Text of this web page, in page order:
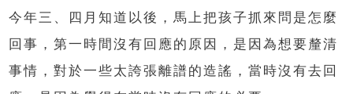
今年三、四月知道以後，馬上把孩子抓來問是怎麼
回事，第一時間沒有回應的原因，是因為想要釐清
事情，對於一些太誇張離譜的造謠，當時沒有去回